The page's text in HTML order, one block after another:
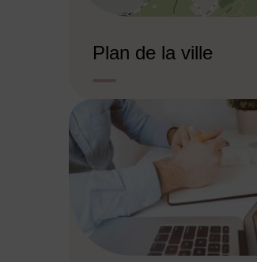
Plan de la ville